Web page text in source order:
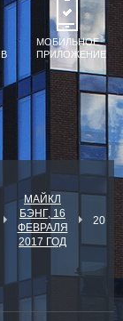
МОБИЛЬНОЕ
ПРИЛОЖЕНИЕ
МАЙКЛ
БЭНГ, 16
ФЕВРАЛЯ
2017 ГОД
20